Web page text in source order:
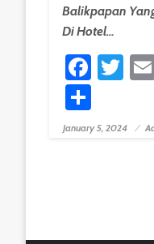
Balikpapan
Di Hotel…
Posted On
January 5, 2024